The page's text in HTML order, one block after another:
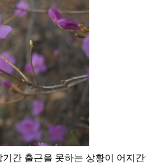
간 출근을 못하는 상황이 어지